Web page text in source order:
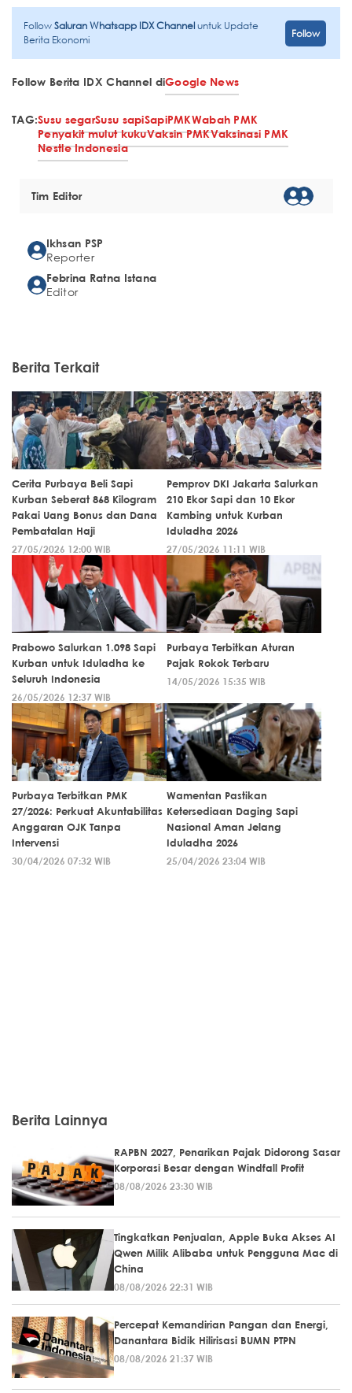
FollowSaluran Whatsapp IDX Channeluntuk Update
Berita Ekonomi
Follow
Follow Berita IDX Channel diGoogle News
TAG:Susu segarSusu sapiSapiPMKWabah PMK
Penyakit mulut kukuVaksin PMKVaksinasi PMK
Nestle Indonesia
Tim Editor
Ikhsan PSP
Reporter
Febrina Ratna Istana
Editor
Berita Terkait
Cerita Purbaya Beli Sapi
Kurban Seberat 868 Kilogram
Pakai Uang Bonus dan Dana
Pembatalan Haji
27/05/2026 12:00 WIB
Pemprov DKI Jakarta Salurkan
210 Ekor Sapi dan 10 Ekor
Kambing untuk Kurban
Iduladha 2026
27/05/2026 11:11 WIB
Prabowo Salurkan 1.098 Sapi
Kurban untuk Iduladha ke
Seluruh Indonesia
26/05/2026 12:37 WIB
Purbaya Terbitkan Aturan
Pajak Rokok Terbaru
14/05/2026 15:35 WIB
Purbaya Terbitkan PMK
27/2026: Perkuat Akuntabilitas
Anggaran OJK Tanpa
Intervensi
30/04/2026 07:32 WIB
Wamentan Pastikan
Ketersediaan Daging Sapi
Nasional Aman Jelang
Iduladha 2026
25/04/2026 23:04 WIB
Berita Lainnya
RAPBN 2027, Penarikan Pajak Didorong Sasar
Korporasi Besar dengan Windfall Profit
08/08/2026 23:30 WIB
Tingkatkan Penjualan, Apple Buka Akses AI
Qwen Milik Alibaba untuk Pengguna Mac di
China
08/08/2026 22:31 WIB
Percepat Kemandirian Pangan dan Energi,
Danantara Bidik Hilirisasi BUMN PTPN
08/08/2026 21:37 WIB